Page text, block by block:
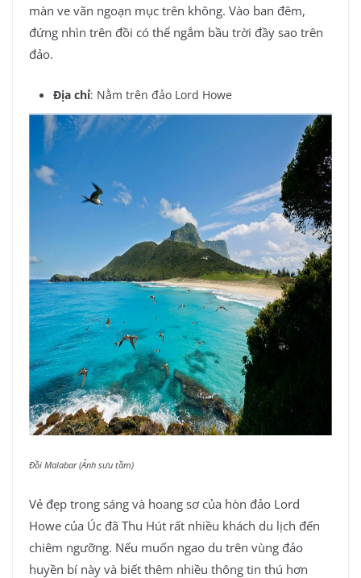
màn ve vãn ngoạn mục trên không. Vào ban đêm,
đứng nhìn trên đồi có thể ngắm bầu trời đầy sao trên
đảo.
Địa chỉ: Nằm trên đảo Lord Howe
Đồi Malabar (Ảnh sưu tầm)
Vẻ đẹp trong sáng và hoang sơ của hòn đảo Lord
Howe của Úc đã Thu Hút rất nhiều khách du lịch đến
chiêm ngưỡng. Nếu muốn ngao du trên vùng đảo
huyền bí này và biết thêm nhiều thông tin thú hơn